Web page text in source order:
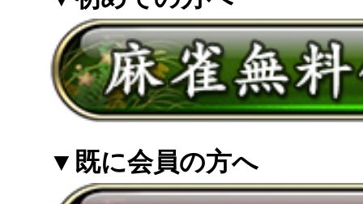
▼既に会員の方へ